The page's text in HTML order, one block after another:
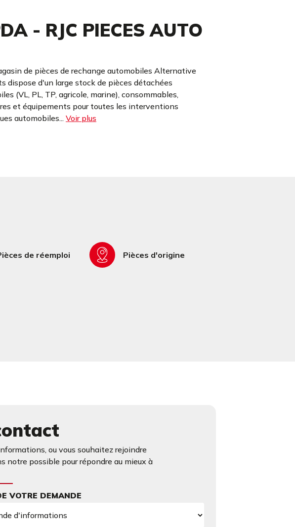
- RJC PIECES AUTO
de pièces de rechange automobiles Alternative
dispose d'un large stock de pièces détachées
(VL, PL, TP, agricole, marine), consommables,
et équipements pour toutes les interventions
automobiles... Voir plus
de réemploi Pièces d'origine
ou vous souhaitez rejoindre
notre possible pour répondre au mieux à
VOTRE DEMANDE